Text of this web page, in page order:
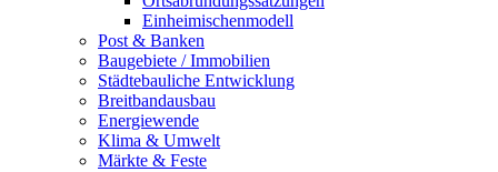
Einheimischenmodell
Post & Banken
Baugebiete / Immobilien
Städtebauliche Entwicklung
Breitbandausbau
Energiewende
Klima & Umwelt
Märkte & Feste